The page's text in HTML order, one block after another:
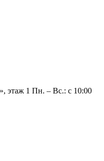
этаж 1 Пн. – Вс.: с 10:00